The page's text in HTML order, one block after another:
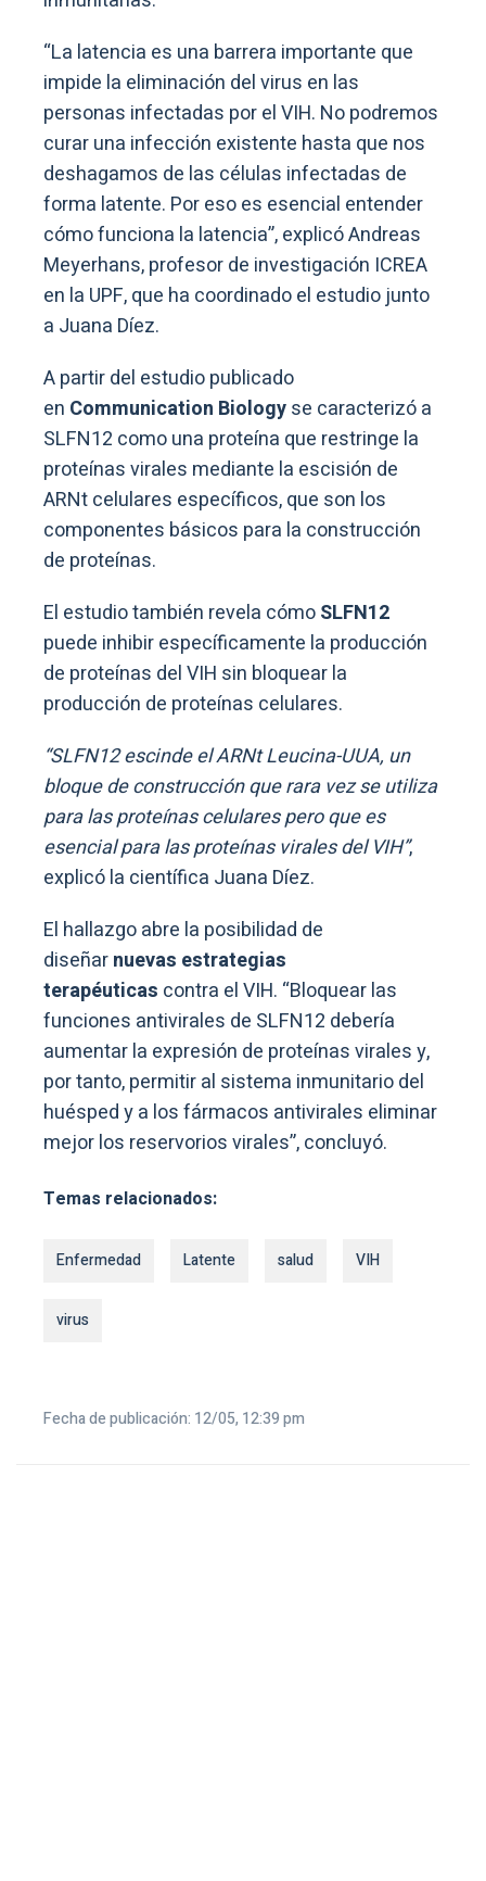
“La latencia es una barrera importante que
impide la eliminación del virus en las
personas infectadas por el VIH. No podremos
curar una infección existente hasta que nos
deshagamos de las células infectadas de
forma latente. Por eso es esencial entender
cómo funciona la latencia”, explicó Andreas
Meyerhans, profesor de investigación ICREA
en la UPF, que ha coordinado el estudio junto
a Juana Díez.
A partir del estudio publicado
en Communication Biologyse caracterizó a
SLFN12 como una proteína que restringe la
proteínas virales mediante la escisión de
ARNt celulares específicos, que son los
componentes básicos para la construcción
de proteínas.
El estudio también revela cómoSLFN12
puede inhibir específicamente la producción
de proteínas del VIH sin bloquear la
producción de proteínas celulares.
“SLFN12 escinde el ARNt Leucina-UUA, un
bloque de construcción que rara vez se utiliza
para las proteínas celulares pero que es
esencial para las proteínas virales del VIH”,
explicó la científica Juana Díez.
El hallazgo abre la posibilidad de
diseñarnuevas estrategias
terapéuticas contra el VIH. “Bloquear las
funciones antivirales de SLFN12 debería
aumentar la expresión de proteínas virales y,
por tanto, permitir al sistema inmunitario del
huésped y a los fármacos antivirales eliminar
mejor los reservorios virales”, concluyó.
Temas relacionados:
Enfermedad Latente salud VIH
virus
Fecha de publicación: 12/05, 12:39 pm